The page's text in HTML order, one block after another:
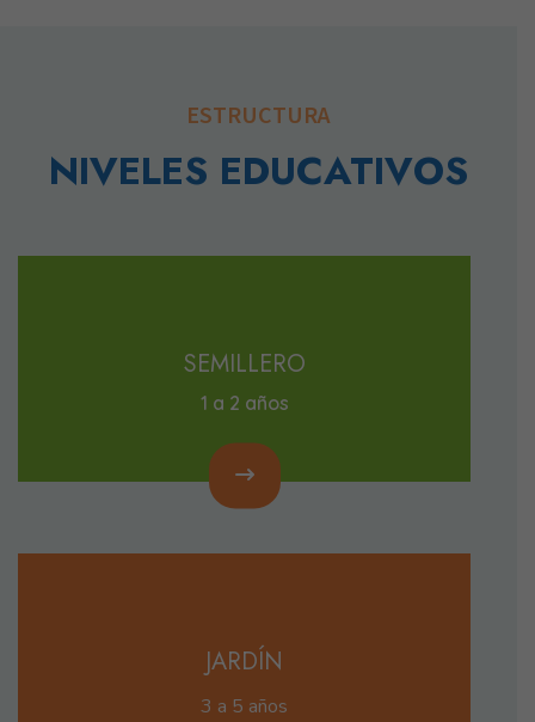
ESTRUCTURA
NIVELES EDUCATIVOS
SEMILLERO
1 a 2 años
JARDÍN
3 a 5 años